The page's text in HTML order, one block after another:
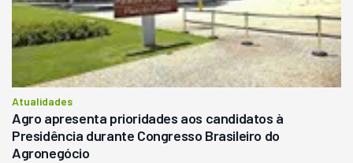
Atualidades
Agro apresenta prioridades aos candidatos à
Presidência durante Congresso Brasileiro do
Agronegócio